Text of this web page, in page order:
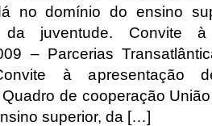
no domínio do ensino
da juventude. Convite à
– Parcerias
à apresentação
de cooperação
superior, da […]